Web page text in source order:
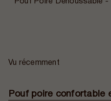
Vu récemment
Pouf poire confortable